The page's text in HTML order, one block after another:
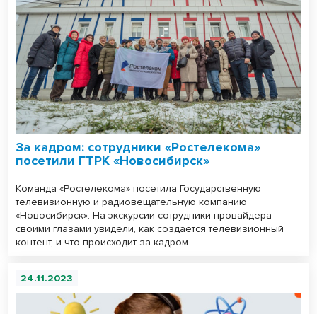
За кадром: сотрудники «Ростелекома»
посетили ГТРК «Новосибирск»
Команда «Ростелекома» посетила Государственную
телевизионную и радиовещательную компанию
«Новосибирск». На экскурсии сотрудники провайдера
своими глазами увидели, как создается телевизионный
контент, и что происходит за кадром.
24.11.2023